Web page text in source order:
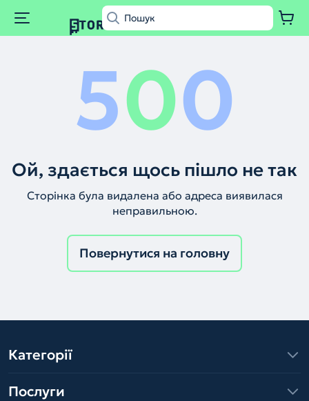
500
Ой, здається щось пішло не так
Сторінка була видалена або адреса виявилася
неправильною.
Повернутися на головну
Категорії
Послуги